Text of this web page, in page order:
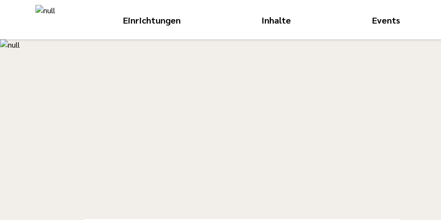
Einrichtungen Inhalte Events